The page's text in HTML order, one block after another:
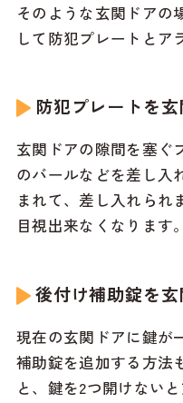
そのような玄関ドアの
して防犯プレートとア
防犯プレートを
玄関ドアの隙間を塞ぐ
のバールなどを差し入
まれて、差し入れられ
目視出来なくなります。
後付け補助錠を
現在の玄関ドアに鍵が
補助錠を追加する方法
と、鍵を2つ開けない